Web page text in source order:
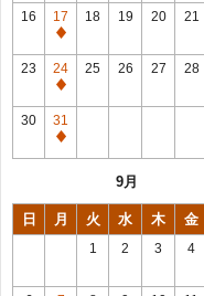
館
日
16
17
休
館
日
18 19 20 21
23
24
休
館
日
25 26 27 28
30
31
休
9月
日 月 火 水 木 金
1 2 3 4